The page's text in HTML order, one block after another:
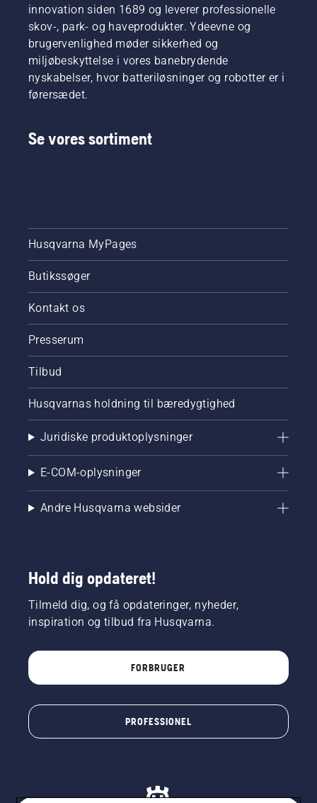
innovation siden 1689 og leverer professionelle
skov-, park- og haveprodukter. Ydeevne og
brugervenlighed møder sikkerhed og
miljøbeskyttelse i vores banebrydende
nyskabelser, hvor batteriløsninger og robotter er i
førersædet.
Se vores sortiment
Husqvarna MyPages
Butikssøger
Kontakt os
Presserum
Tilbud
Husqvarnas holdning til bæredygtighed
Juridiske produktoplysninger
E-COM-oplysninger
Andre Husqvarna websider
Hold dig opdateret!
Tilmeld dig, og få opdateringer, nyheder,
inspiration og tilbud fra Husqvarna.
FORBRUGER
PROFESSIONEL